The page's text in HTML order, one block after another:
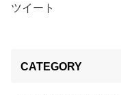
ツイート
CATEGORY